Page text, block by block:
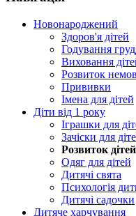
Новонароджений
Здоров'я дітей
Годування
Виховання
Розвиток
Прививки
Імена для дітей
Діти від 1 року
Іграшки для
Зачіски для
Розвиток дітей
Одяг для дітей
Дитячі свята
Психологія
Дитячі садочки
Дитяче харчування